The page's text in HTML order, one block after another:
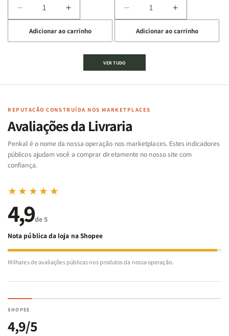
Diminuir
a
quantidade
de
Cartas
Famílias
Bíblia
-
Penkal
Aumentar
a
quantidade
de
Jogo
Cartas
Famílias
da
Bíblia
-
Penkal
Adicionar ao carrinho
Diminuir
a
quantidade
de
Jogo
|
de
Aumentar
a
quantidade
de
|
Adicionar ao carrinho
VER TUDO
REPUTAÇÃO CONSTRUÍDA NOS MARKETPLACES
Avaliações da Livraria
Penkal é o nome da nossa operação nos marketplaces. Estes indicadores
públicos ajudam você a comprar diretamente no nosso site com
confiança.
★★★★★
4,9de 5
Nota pública da loja na Shopee
Milhares de avaliações públicas nos produtos da nossa operação.
SHOPEE
4,9/5